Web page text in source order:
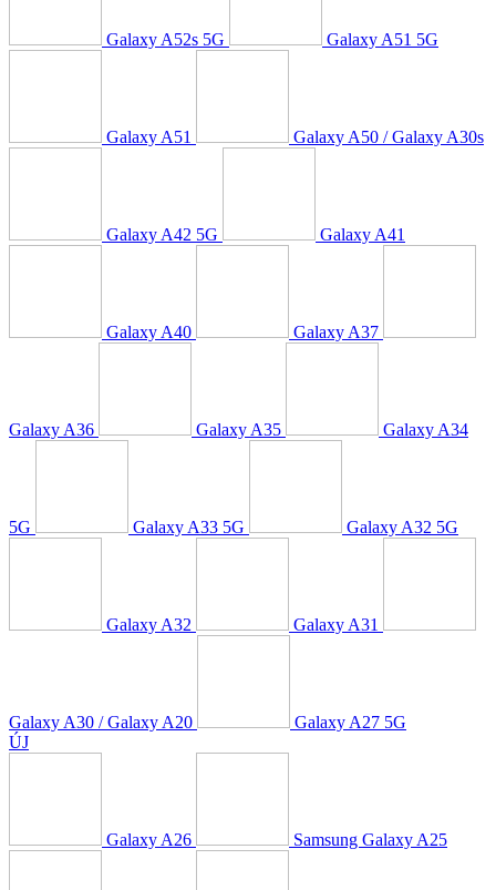
Galaxy A52s 5G Galaxy A51 5G
Galaxy A51 Galaxy A50 / Galaxy A30s
Galaxy A42 5G Galaxy A41
Galaxy A40 Galaxy A37
Galaxy A36 Galaxy A35 Galaxy A34
5G Galaxy A33 5G Galaxy A32 5G
Galaxy A32 Galaxy A31
Galaxy A30 / Galaxy A20
Galaxy A27 5G
ÚJ
Galaxy A26 Samsung Galaxy A25